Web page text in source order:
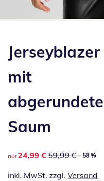
Jerseyblazer
mit
Saum
reduzierter Preis 24,99 €,
nur 24,99 € 59,99 € – 58 %
inkl. MwSt. zzgl. Versand